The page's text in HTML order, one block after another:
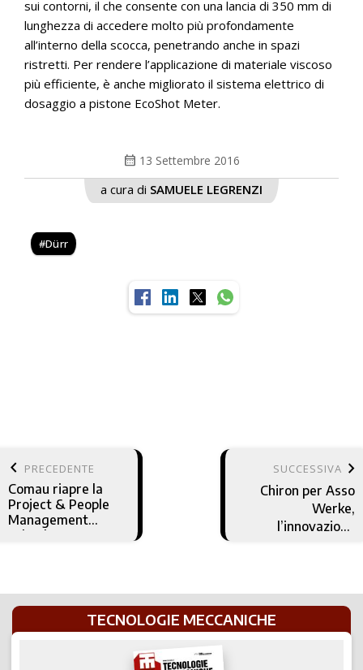
sui contorni, il che consente con una lancia di 350 mm di
lunghezza di accedere molto più profondamente
all’interno della scocca, penetrando anche in spazi
ristretti. Per rendere l’applicazione di materiale viscoso
più efficiente, è anche migliorato il sistema elettrico di
dosaggio a pistone EcoShot Meter.
calendar_month 13 Settembre 2016
a cura di SAMUELE LEGRENZI
Dürr
keyboard_arrow_left PRECEDENTE
Comau riapre la
Project & People
Management
School
SUCCESSIVA keyboard_arrow_right
Chiron per Asso
Werke,
l’innovazione
TECNOLOGIE MECCANICHE